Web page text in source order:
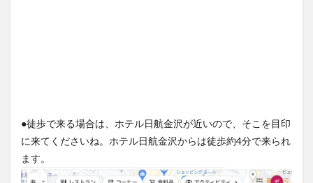
●徒歩で来る場合は、ホテル日航金沢が近いので、そこを目印
に来てくださいね。ホテル日航金沢からは徒歩約4分で来られ
ます。